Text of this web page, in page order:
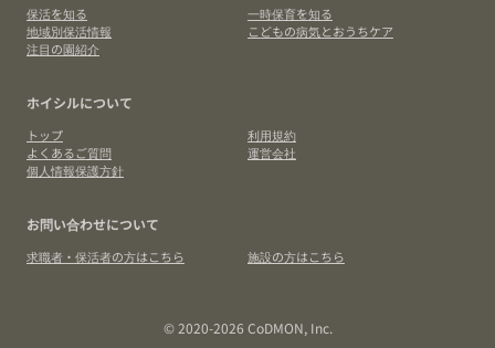
保活を知る
一時保育を知る
地域別保活情報
こどもの病気とおうちケア
注目の園紹介
ホイシルについて
トップ
利用規約
よくあるご質問
運営会社
個人情報保護方針
お問い合わせについて
求職者・保活者の方はこちら 施設の方はこちら
© 2020-2026 CoDMON, Inc.